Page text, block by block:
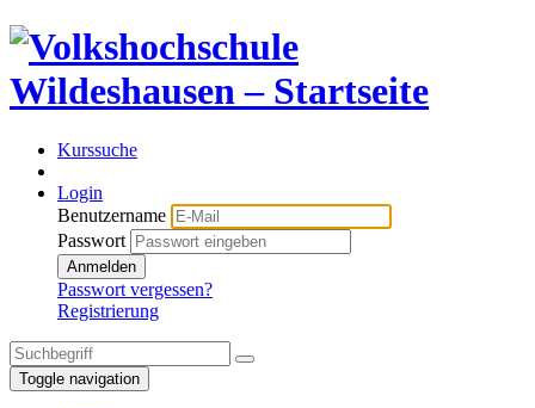
Kurssuche
Login
Benutzername
Passwort
Anmelden
Passwort vergessen?
Registrierung
Toggle navigation